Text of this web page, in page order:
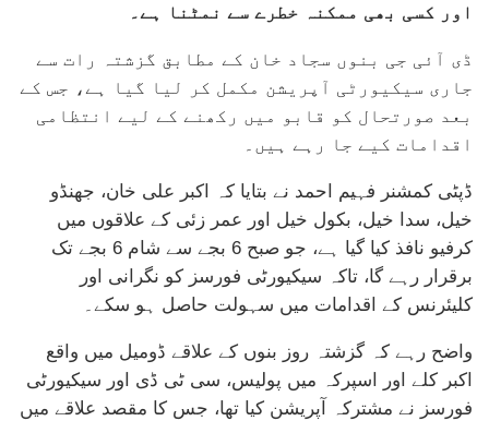
اور کسی بھی ممکنہ خطرے سے نمٹنا ہے۔
ڈی آئی جی بنوں سجاد خان کے مطابق گزشتہ رات سے
جاری سیکیورٹی آپریشن مکمل کر لیا گیا ہے، جس کے
بعد صورتحال کو قابو میں رکھنے کے لیے انتظامی
اقدامات کیے جا رہے ہیں۔
ڈپٹی کمشنر فہیم احمد نے بتایا کہ اکبر علی خان، جھنڈو
خیل، سدا خیل، بکول خیل اور عمر زئی کے علاقوں میں
کرفیو نافذ کیا گیا ہے، جو صبح 6 بجے سے شام 6 بجے تک
برقرار رہے گا، تاکہ سیکیورٹی فورسز کو نگرانی اور
کلیئرنس کے اقدامات میں سہولت حاصل ہو سکے۔
واضح رہے کہ گزشتہ روز بنوں کے علاقے ڈومیل میں واقع
اکبر کلے اور اسپرکہ میں پولیس، سی ٹی ڈی اور سیکیورٹی
فورسز نے مشترکہ آپریشن کیا تھا، جس کا مقصد علاقے میں